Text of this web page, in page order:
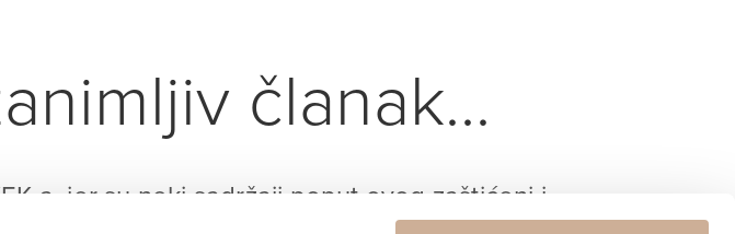
članak...
a, jer su neki sadržaji poput ovog zaštićeni i